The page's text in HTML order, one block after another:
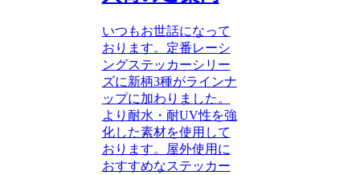
いつもお世話になって
おります。定番レーシ
ングステッカーシリー
ズに新柄3種がラインナ
ップに加わりました。
より耐水・耐UV性を強
化した素材を使用して
おります。屋外使用に
おすすめなステッカー